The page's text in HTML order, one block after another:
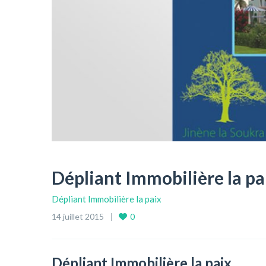
Dépliant Immobilière la
Dépliant Immobilière la paix
14 juillet 2015 0